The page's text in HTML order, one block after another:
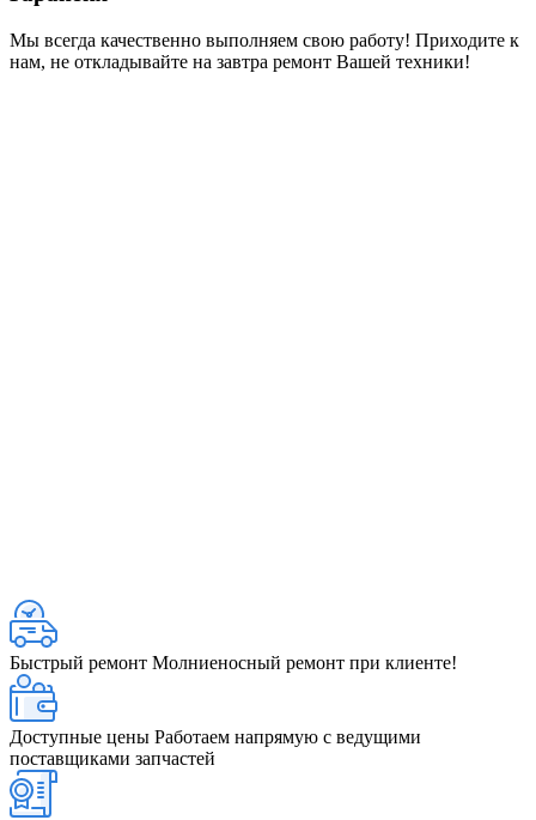
Мы всегда качественно выполняем свою работу! Приходите к
нам, не откладывайте на завтра ремонт Вашей техники!
Быстрый ремонт Молниеносный ремонт при клиенте!
Доступные цены Работаем напрямую с ведущими
поставщиками запчастей